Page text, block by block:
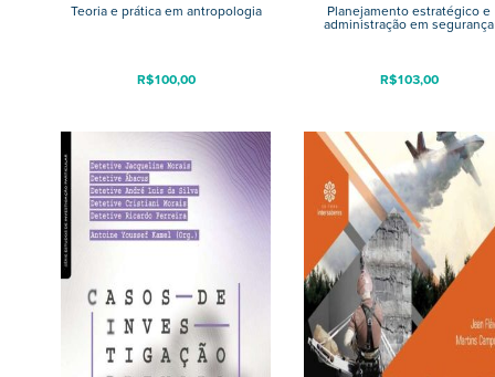
Teoria e prática em antropologia
R$100,00
Planejamento estratégico e
administração em segurança
R$103,00